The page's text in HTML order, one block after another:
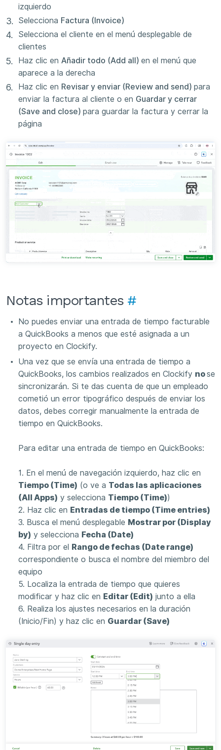
izquierdo
Selecciona Factura (Invoice)
Selecciona el cliente en el menú desplegable de
clientes
Haz clic en Añadir todo (Add all) en el menú que
aparece a la derecha
Haz clic en Revisar y enviar (Review and send) para
enviar la factura al cliente o en Guardar y cerrar
(Save and close) para guardar la factura y cerrar la
página
Notas importantes #
No puedes enviar una entrada de tiempo facturable
a QuickBooks a menos que esté asignada a un
proyecto en Clockify.
Una vez que se envía una entrada de tiempo a
QuickBooks, los cambios realizados en Clockify nose
sincronizarán. Si te das cuenta de que un empleado
cometió un error tipográfico después de enviar los
datos, debes corregir manualmente la entrada de
tiempo en QuickBooks.
Para editar una entrada de tiempo en QuickBooks:
1. En el menú de navegación izquierdo, haz clic en
Tiempo (Time) (o ve a Todas las aplicaciones
(All Apps) y selecciona Tiempo (Time))
2. Haz clic en Entradas de tiempo (Time entries)
3. Busca el menú desplegable Mostrar por (Display
by) y selecciona Fecha (Date)
4. Filtra por el
Rango de fechas (Date range)
correspondiente o busca el nombre del miembro del
equipo
5. Localiza la entrada de tiempo que quieres
modificar y haz clic en Editar (Edit) junto a ella
6. Realiza los ajustes necesarios en la duración
(Inicio/Fin) y haz clic en Guardar (Save)